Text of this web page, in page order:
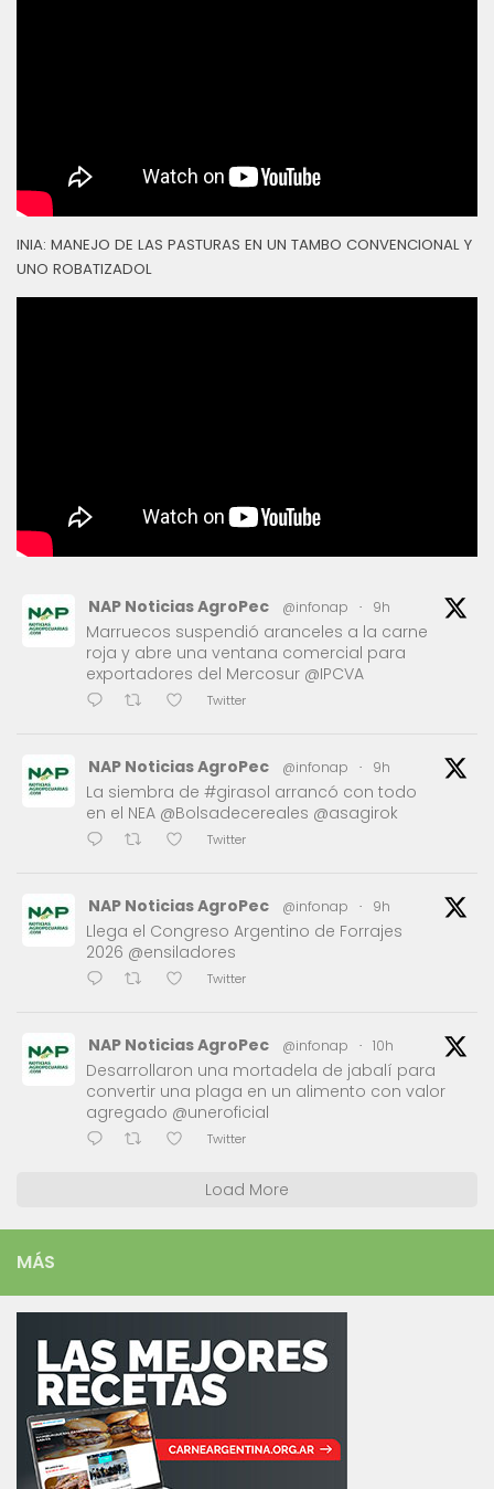
INIA: MANEJO DE LAS PASTURAS EN UN TAMBO CONVENCIONAL Y
UNO ROBATIZADOL
NAP Noticias AgroPec @infonap · 9h
Marruecos suspendió aranceles a la carne
roja y abre una ventana comercial para
exportadores del Mercosur @IPCVA
Twitter
NAP Noticias AgroPec @infonap · 9h
La siembra de #girasol arrancó con todo
en el NEA @Bolsadecereales @asagirok
Twitter
NAP Noticias AgroPec @infonap · 9h
Llega el Congreso Argentino de Forrajes
2026 @ensiladores
Twitter
NAP Noticias AgroPec @infonap · 10h
Desarrollaron una mortadela de jabalí para
convertir una plaga en un alimento con valor
agregado @uneroficial
Twitter
Load More
MÁS